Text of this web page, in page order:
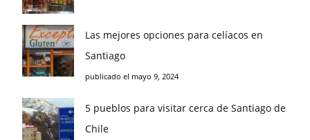
Las mejores opciones para celíacos en
Santiago
publicado el mayo 9, 2024
5 pueblos para visitar cerca de Santiago de
Chile